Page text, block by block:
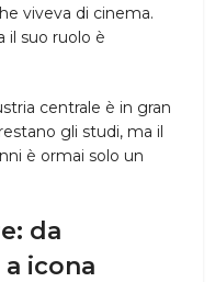
viveva di cinema.
il suo ruolo è
centrale è in gran
gli studi, ma il
è ormai solo un
: da
icona